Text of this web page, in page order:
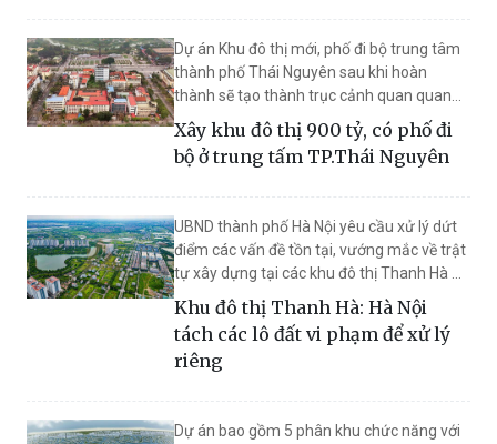
Dự án Khu đô thị mới, phố đi bộ trung tâm
thành phố Thái Nguyên sau khi hoàn
thành sẽ tạo thành trục cảnh quan quan
trọng kết nối Trung tâm hành chính tỉnh
với quảng trường Võ Nguyên Giáp và sông
Cầu.
Xây khu đô thị 900 tỷ, có phố đi
bộ ở trung tấm TP.Thái Nguyên
UBND thành phố Hà Nội yêu cầu xử lý dứt
điểm các vấn đề tồn tại, vướng mắc về trật
tự xây dựng tại các khu đô thị Thanh Hà A
và Thanh Hà B.
Khu đô thị Thanh Hà: Hà Nội
tách các lô đất vi phạm để xử lý
riêng
Dự án bao gồm 5 phân khu chức năng với